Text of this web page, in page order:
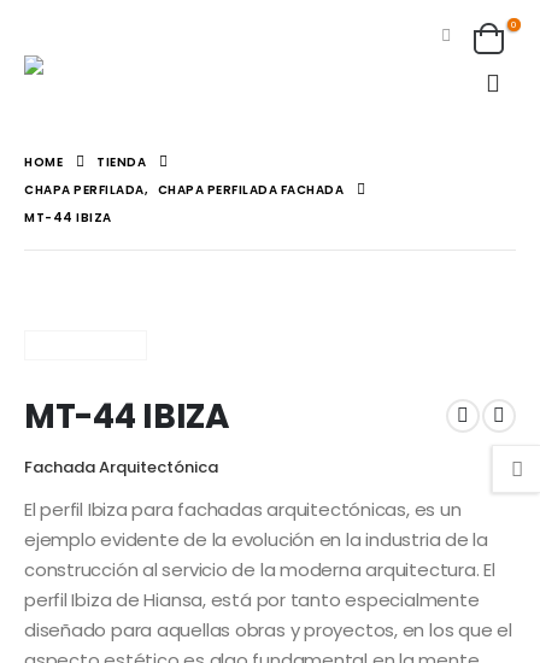
0
HOME
TIENDA
CHAPA PERFILADA, CHAPA PERFILADA FACHADA
MT-44 IBIZA
MT-44 IBIZA
Fachada Arquitectónica
El perfil Ibiza para fachadas arquitectónicas, es un
ejemplo evidente de la evolución en la industria de la
construcción al servicio de la moderna arquitectura. El
perfil Ibiza de Hiansa, está por tanto especialmente
diseñado para aquellas obras y proyectos, en los que el